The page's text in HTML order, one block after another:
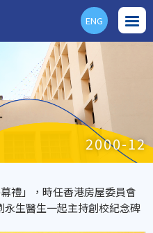
ENG
2000-12
禮」，時任香港房屋委員會
生醫生一起主持創校紀念碑